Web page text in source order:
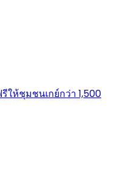
ให้ชุมชนเกย์กว่า 1,500